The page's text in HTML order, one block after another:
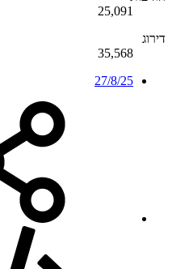
25,091
דירוג
35,568
27/8/25